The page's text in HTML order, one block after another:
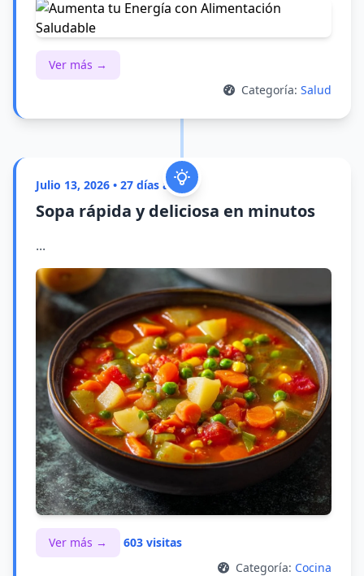
Ver más →
Categoría: Salud
Julio 13, 2026 • 27 días atrás
Sopa rápida y deliciosa en minutos
...
Ver más →
603 visitas
Categoría: Cocina